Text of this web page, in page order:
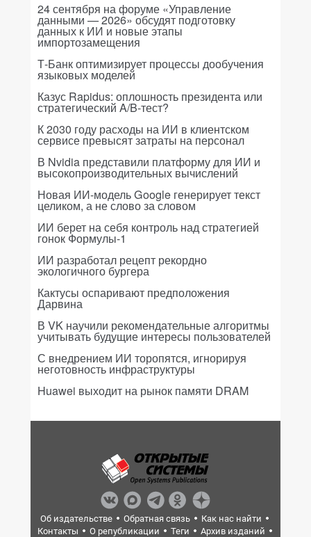
24 сентября на форуме «Управление
данными — 2026» обсудят подготовку
данных к ИИ и новые этапы
импортозамещения
Т-Банк оптимизирует процессы дообучения
языковых моделей
Казус Rapidus: оплошность президента или
стратегический A/B-тест?
К 2030 году расходы на ИИ в клиентском
сервисе превысят затраты на персонал
В Nvidia представили платформу для ИИ и
высокопроизводительных вычислений
Новая ИИ-модель Google генерирует текст
целиком, а не слово за словом
ИИ берет на себя контроль над стратегией
гонок Формулы-1
ИИ разработал рецепт рекордно
экологичного бургера
Кактусы оспаривают предположения
Дарвина
В VK научили рекомендательные алгоритмы
учитывать будущие интересы пользователей
С внедрением ИИ торопятся, игнорируя
неготовность инфраструктуры
Huawei выходит на рынок памяти DRAM
Об издательстве Обратная связь
Как нас найти
Контакты
О републикации Теги
Архив изданий